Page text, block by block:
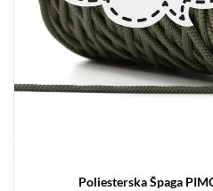
Poliesterska Špaga